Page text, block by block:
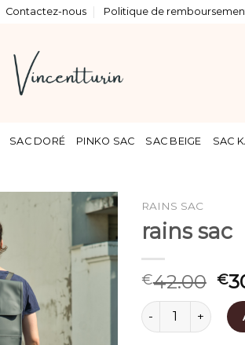
Contactez-nous Politique de
SAC DORÉ PINKO SAC SAC BEIGE SAC
RAINS SAC
rains sac
€42.00 €
quantité de rains